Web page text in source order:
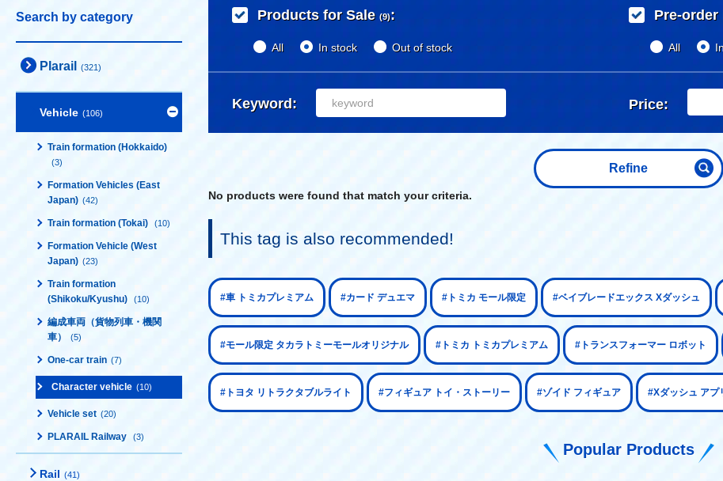
Search by category
Plarail (321)
Vehicle (106)
Train formation (Hokkaido)
(3)
Formation Vehicles (East
Japan) (42)
Train formation (Tokai) (10)
Formation Vehicle (West
Japan) (23)
Train formation
(Shikoku/Kyushu)
(10)
編成車両（貨物列車・機関
車）
(5)
One-car train (7)
Character vehicle (10)
Vehicle set (20)
PLARAIL Railway (3)
Rail (41)
Products for Sale (9):
All In stock Out of stock
Pre-order
All
Keyword: Price:
Refine
No products were found that match your criteria.
This tag is also recommended!
#車 トミカプレミアム #カード デュエマ #トミカ モール限定 #ベイブレードエックス Xダッシュ
#モール限定 タカラトミーモールオリジナル #トミカ トミカプレミアム #トランスフォーマー ロボット
#トヨタ リトラクタブルライト #フィギュア トイ・ストーリー #ゾイド フィギュア #Xダッシュ アプ
Popular Products